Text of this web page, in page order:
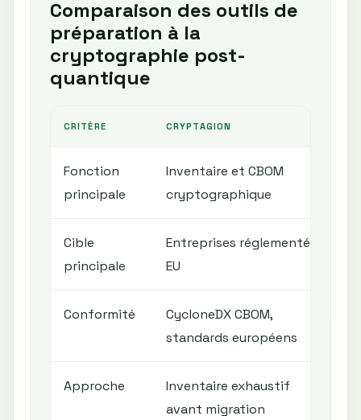
Comparaison des outils de
préparation à la
cryptographie post-
quantique
CRITÈRE CRYPTAGION
Fonction
principale
Inventaire et CBOM
cryptographique
Cible
principale
Entreprises réglementées
EU
Conformité
CycloneDX CBOM,
standards européens
Approche
Inventaire exhaustif
avant migration